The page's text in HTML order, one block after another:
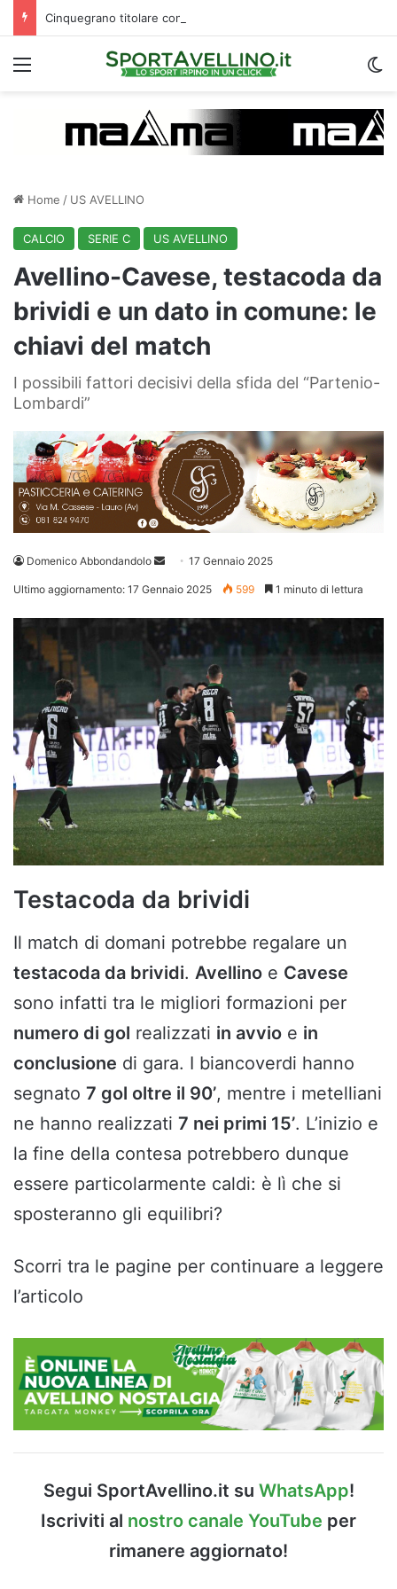
Menu
Home / US AVELLINO
CALCIO SERIE C US AVELLINO
Avellino-Cavese, testacoda da
brividi e un dato in comune: le
chiavi del match
I possibili fattori decisivi della sfida del “Partenio-
Lombardi”
Domenico Abbondandolo
Invia 17 Gennaio 2025
Ultimo aggiornamento: 17 Gennaio 2025 599 1 minuto di lettura
Testacoda da brividi
Il match di domani potrebbe regalare un
testacoda da brividi. Avellino e Cavese
sono infatti tra le migliori formazioni per
numero di gol realizzati in avvio e in
conclusione di gara. I biancoverdi hanno
segnato 7 gol oltre il 90’, mentre i metelliani
ne hanno realizzati 7 nei primi 15’. L’inizio e
la fine della contesa potrebbero dunque
essere particolarmente caldi: è lì che si
sposteranno gli equilibri?
Scorri tra le pagine per continuare a leggere
l’articolo
Segui SportAvellino.it su WhatsApp!
Iscriviti al nostro canale YouTube per
rimanere aggiornato!